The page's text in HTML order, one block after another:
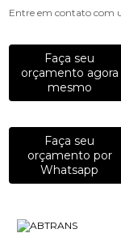
Entre em contato com
Faça seu
orçamento agora
mesmo
Faça seu
orçamento por
Whatsapp